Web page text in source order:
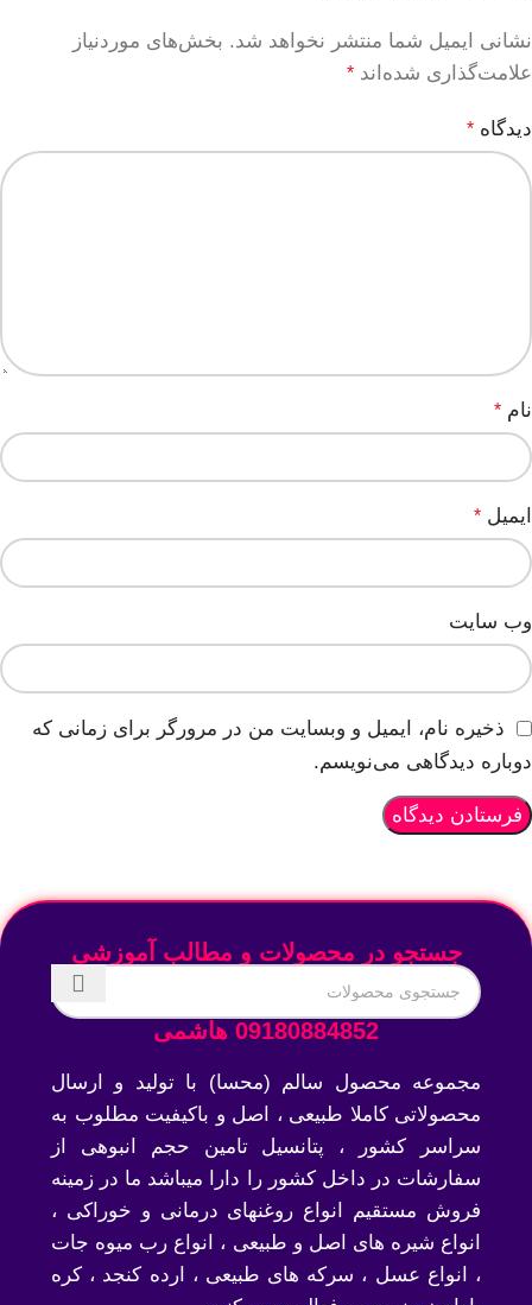
نشانی ایمیل شما منتشر نخواهد شد. بخش‌های موردنیاز
علامت‌گذاری شده‌اند *
دیدگاه *
نام *
ایمیل *
وب‌ سایت
ذخیره نام، ایمیل و وبسایت من در مرورگر برای زمانی که
دوباره دیدگاهی می‌نویسم.
جستجو در محصولات و مطالب آموزشی
09180884852 هاشمی
مجموعه محصول سالم (محسا) با تولید و ارسال
محصولاتی کاملا طبیعی ، اصل و باکیفیت مطلوب به
سراسر کشور ، پتانسیل تامین حجم انبوهی از
سفارشات در داخل کشور را دارا میباشد ما در زمینه
فروش مستقیم انواع روغنهای درمانی و خوراکی ،
انواع شیره های اصل و طبیعی ، انواع رب میوه جات
، انواع عسل ، سرکه های طبیعی ، ارده کنجد ، کره